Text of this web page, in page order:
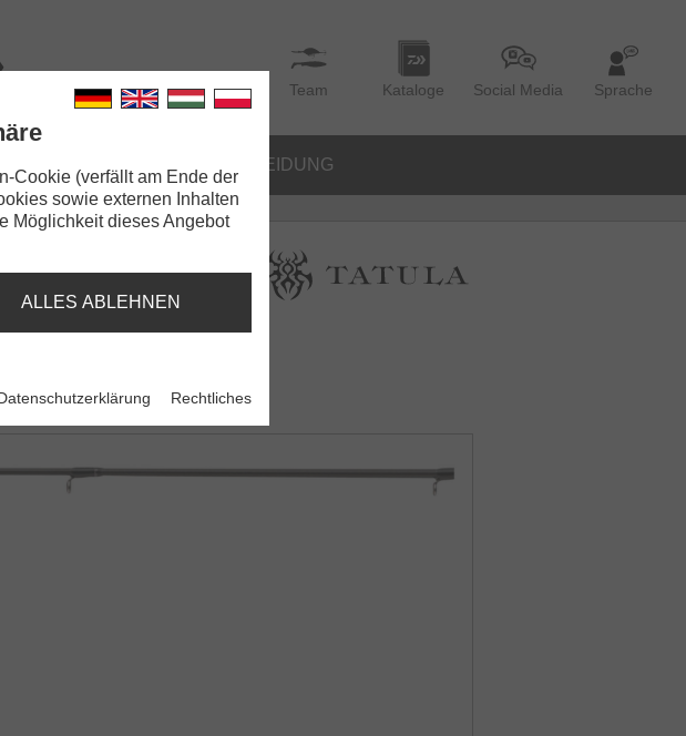
Team Kataloge Social Media Sprache
BEKLEIDUNG
| L | ML
Cookie (verfällt am Ende der
sowie externen Inhalten
Möglichkeit dieses Angebot
ALLES ABLEHNEN
Rechtliches